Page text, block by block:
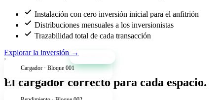
Instalación con cero inversión inicial para el anfitrión
Distribuciones mensuales a los inversionistas
Trazabilidad total de cada transacción
Explorar la inversión →
+34% anual
Cargador · Bloque 001
Productos
El cargador correcto para cada espacio.